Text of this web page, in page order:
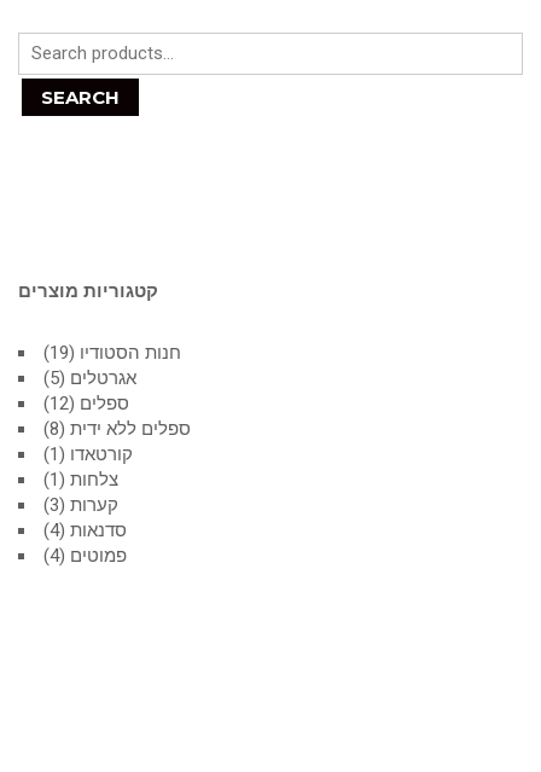
SEARCH
קטגוריות מוצרים
חנות הסטודיו
19
אגרטלים 5
ספלים 12
ספלים ללא ידית 8
קורטאדו
1
צלחות
1
קערות 3
סדנאות 4
פמוטים 4